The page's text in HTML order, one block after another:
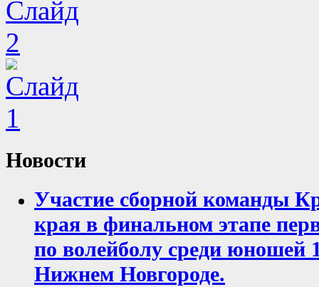
Новости
Участие сборной команды
края в финальном этапе
по волейболу среди юношей
Нижнем Новгороде.